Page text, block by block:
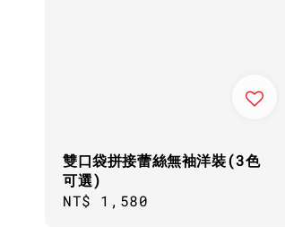
雙口袋拼接蕾絲無袖洋裝(3色
可選)
Regular
NT$ 1,580